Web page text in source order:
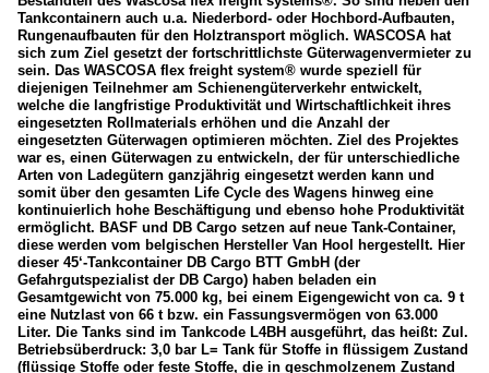
Tankcontainern auch u.a. Niederbord- oder Hochbord-Aufbauten,
Rungenaufbauten für den Holztransport möglich. WASCOSA hat
sich zum Ziel gesetzt der fortschrittlichste Güterwagenvermieter zu
sein. Das WASCOSA flex freight system® wurde speziell für
diejenigen Teilnehmer am Schienengüterverkehr entwickelt,
welche die langfristige Produktivität und Wirtschaftlichkeit ihres
eingesetzten Rollmaterials erhöhen und die Anzahl der
eingesetzten Güterwagen optimieren möchten. Ziel des Projektes
war es, einen Güterwagen zu entwickeln, der für unterschiedliche
Arten von Ladegütern ganzjährig eingesetzt werden kann und
somit über den gesamten Life Cycle des Wagens hinweg eine
kontinuierlich hohe Beschäftigung und ebenso hohe Produktivität
ermöglicht. BASF und DB Cargo setzen auf neue Tank-Container,
diese werden vom belgischen Hersteller Van Hool hergestellt. Hier
dieser 45‘-Tankcontainer DB Cargo BTT GmbH (der
Gefahrgutspezialist der DB Cargo) haben beladen ein
Gesamtgewicht von 75.000 kg, bei einem Eigengewicht von ca. 9 t
eine Nutzlast von 66 t bzw. ein Fassungsvermögen von 63.000
Liter. Die Tanks sind im Tankcode L4BH ausgeführt, das heißt: Zul.
Betriebsüberdruck: 3,0 bar L= Tank für Stoffe in flüssigem Zustand
(flüssige Stoffe oder feste Stoffe, die in geschmolzenem Zustand